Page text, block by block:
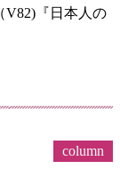
V82)『日本人の
column